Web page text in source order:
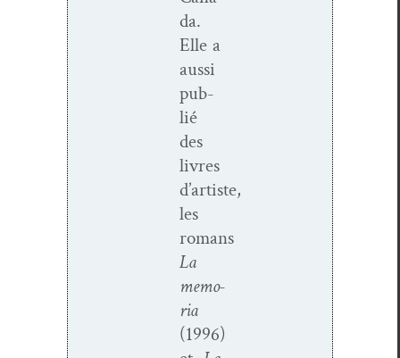
da.
Elle a
aus­si
pub­
lié
des
livres
d’artiste,
les
romans
La
memo­
ria
(1996)